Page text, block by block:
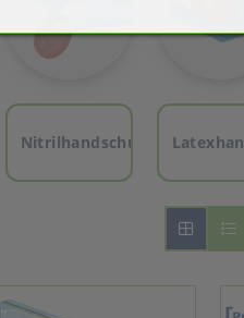
Nitrilhandschuhe